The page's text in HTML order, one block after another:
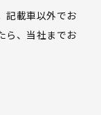
記載車以外でお
ら、当社までお